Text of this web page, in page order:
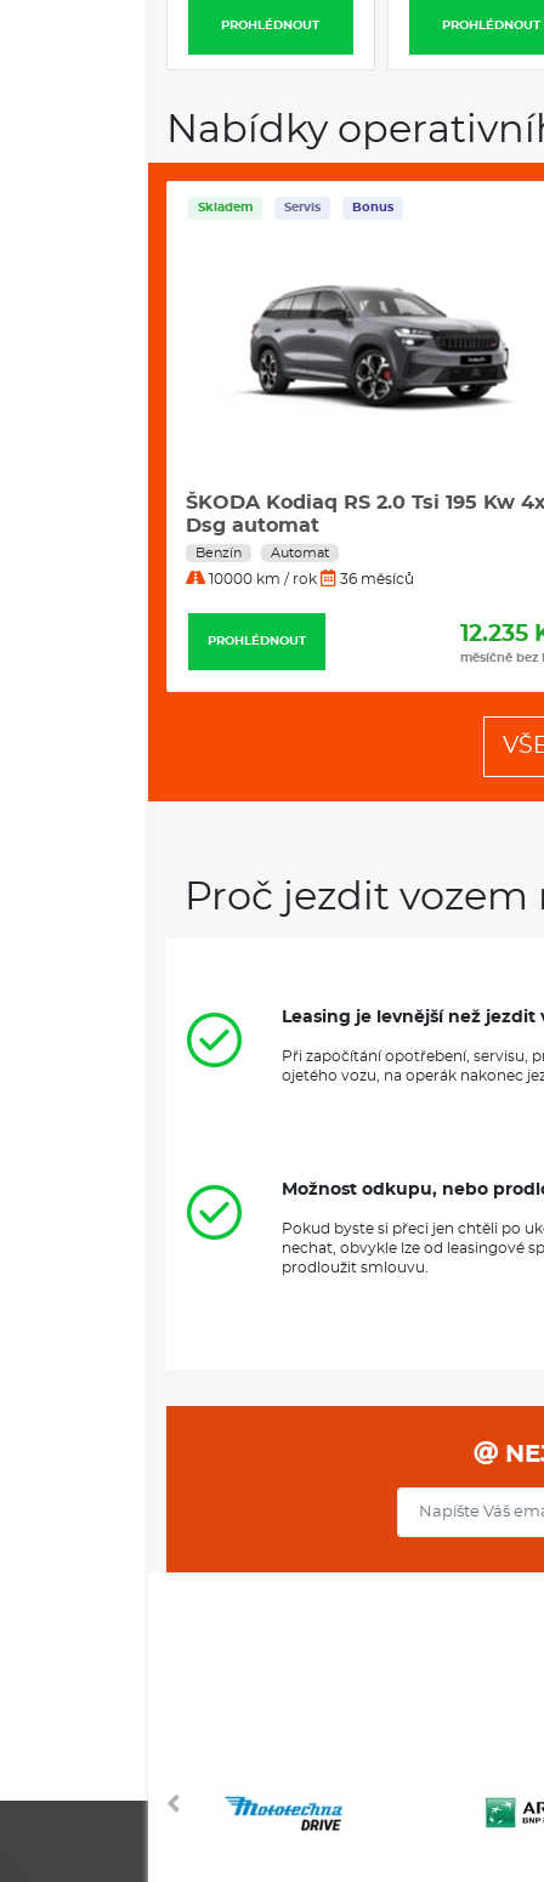
PROHLÉDNOUT PROHLÉDNOUT
Nabídky
Skladem Servis Bonus
ŠKODA Kodiaq RS 2.0 Tsi 195 Kw
Dsg automat
Benzín Automat
10000 km / rok 36 měsíců
PROHLÉDNOUT 12.235
měsíčně bez
Proč jezdit
Leasing je levnější než
Při započítání opotřebení, servisu,
ojetého vozu, na operák nakonec
Možnost odkupu, nebo
Pokud byste si přeci jen chtěli po
nechat, obvykle lze od leasingové
prodloužit smlouvu.